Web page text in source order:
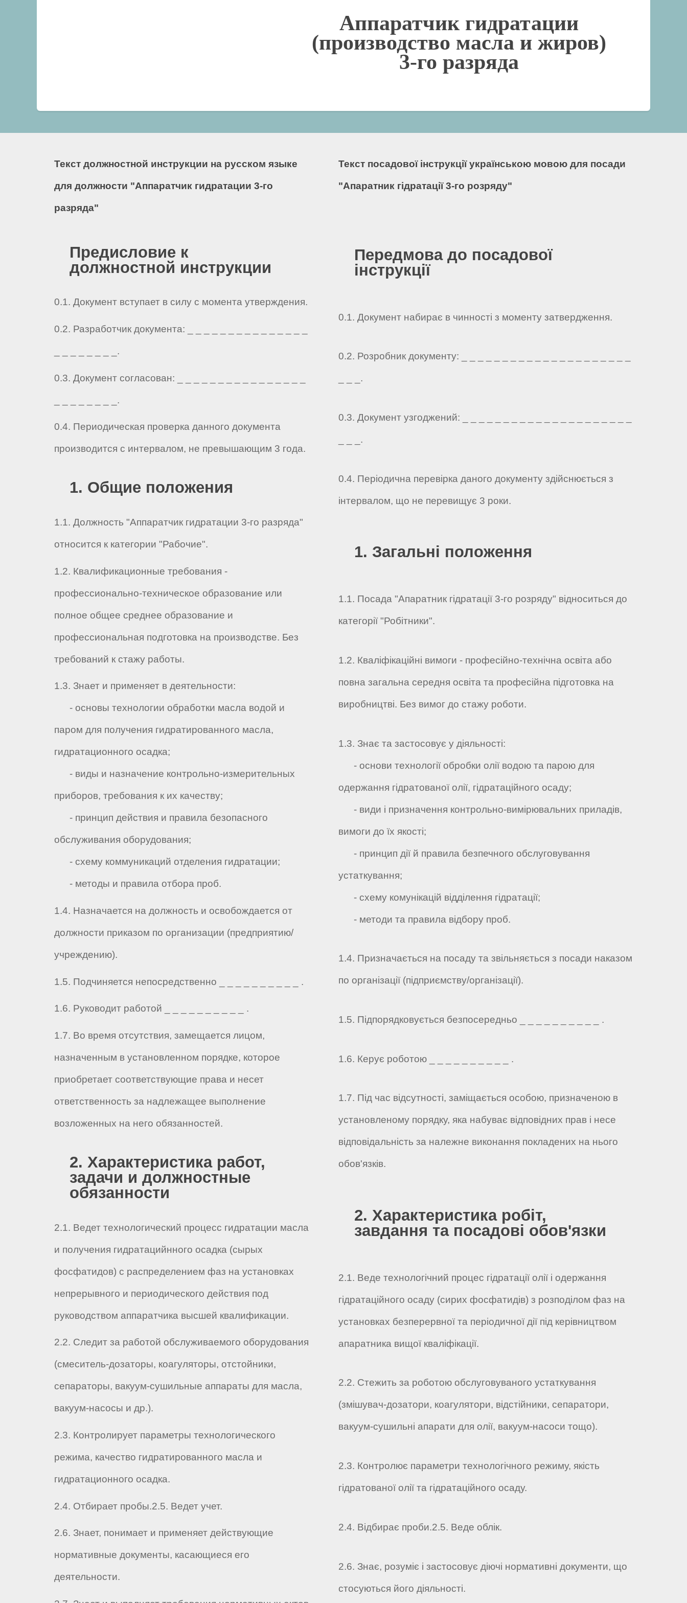
Аппаратчик гидратации
(производство масла и жиров)
3-го разряда
Текст должностной инструкции на русском языке
для должности "Аппаратчик гидратации 3-го
разряда"
Предисловие к
должностной инструкции
0.1. Документ вступает в силу с момента утверждения.
0.2. Разработчик документа: _ _ _ _ _ _ _ _ _ _ _ _ _ _ _
_ _ _ _ _ _ _ _.
0.3. Документ согласован: _ _ _ _ _ _ _ _ _ _ _ _ _ _ _ _
_ _ _ _ _ _ _ _.
0.4. Периодическая проверка данного документа
производится с интервалом, не превышающим 3 года.
1. Общие положения
1.1. Должность "Аппаратчик гидратации 3-го разряда"
относится к категории "Рабочие".
1.2. Квалификационные требования -
профессионально-техническое образование или
полное общее среднее образование и
профессиональная подготовка на производстве. Без
требований к стажу работы.
1.3. Знает и применяет в деятельности:
- основы технологии обработки масла водой и
паром для получения гидратированного масла,
гидратационного осадка;
- виды и назначение контрольно-измерительных
приборов, требования к их качеству;
- принцип действия и правила безопасного
обслуживания оборудования;
- схему коммуникаций отделения гидратации;
- методы и правила отбора проб.
1.4. Назначается на должность и освобождается от
должности приказом по организации (предприятию/
учреждению).
1.5. Подчиняется непосредственно _ _ _ _ _ _ _ _ _ _ .
1.6. Руководит работой _ _ _ _ _ _ _ _ _ _ .
1.7. Во время отсутствия, замещается лицом,
назначенным в установленном порядке, которое
приобретает соответствующие права и несет
ответственность за надлежащее выполнение
возложенных на него обязанностей.
2. Характеристика работ,
задачи и должностные
обязанности
2.1. Ведет технологический процесс гидратации масла
и получения гидратацийнного осадка (сырых
фосфатидов) с распределением фаз на установках
непрерывного и периодического действия под
руководством аппаратчика высшей квалификации.
2.2. Следит за работой обслуживаемого оборудования
(смеситель-дозаторы, коагуляторы, отстойники,
сепараторы, вакуум-сушильные аппараты для масла,
вакуум-насосы и др.).
2.3. Контролирует параметры технологического
режима, качество гидратированного масла и
гидратационного осадка.
2.4. Отбирает пробы.2.5. Ведет учет.
2.6. Знает, понимает и применяет действующие
нормативные документы, касающиеся его
деятельности.
Текст посадової інструкції українською мовою для посади
"Апаратник гідратації 3-го розряду"
Передмова до посадової
інструкції
0.1. Документ набирає в чинності з моменту затвердження.
0.2. Розробник документу: _ _ _ _ _ _ _ _ _ _ _ _ _ _ _ _ _ _ _ _ _
_ _ _.
0.3. Документ узгоджений: _ _ _ _ _ _ _ _ _ _ _ _ _ _ _ _ _ _ _ _ _
_ _ _.
0.4. Періодична перевірка даного документу здійснюється з
інтервалом, що не перевищує 3 роки.
1. Загальні положення
1.1. Посада "Апаратник гідратації 3-го розряду" відноситься до
категорії "Робітники".
1.2. Кваліфікаційні вимоги - професійно-технічна освіта або
повна загальна середня освіта та професійна підготовка на
виробництві. Без вимог до стажу роботи.
1.3. Знає та застосовує у діяльності:
- основи технології обробки олії водою та парою для
одержання гідратованої олії, гідратаційного осаду;
- види і призначення контрольно-вимірювальних приладів,
вимоги до їх якості;
- принцип дії й правила безпечного обслуговування
устаткування;
- схему комунікацій відділення гідратації;
- методи та правила відбору проб.
1.4. Призначається на посаду та звільняється з посади наказом
по організації (підприємству/організації).
1.5. Підпорядковується безпосередньо _ _ _ _ _ _ _ _ _ _ .
1.6. Керує роботою _ _ _ _ _ _ _ _ _ _ .
1.7. Під час відсутності, заміщається особою, призначеною в
установленому порядку, яка набуває відповідних прав і несе
відповідальність за належне виконання покладених на нього
обов'язків.
2. Характеристика робіт,
завдання та посадові обов'язки
2.1. Веде технологічний процес гідратації олії і одержання
гідратаційного осаду (сирих фосфатидів) з розподілом фаз на
установках безперервної та періодичної дії під керівництвом
апаратника вищої кваліфікації.
2.2. Стежить за роботою обслуговуваного устаткування
(змішувач-дозатори, коагулятори, відстійники, сепаратори,
вакуум-сушильні апарати для олії, вакуум-насоси тощо).
2.3. Контролює параметри технологічного режиму, якість
гідратованої олії та гідратаційного осаду.
2.4. Відбирає проби.2.5. Веде облік.
2.6. Знає, розуміє і застосовує діючі нормативні документи, що
стосуються його діяльності.